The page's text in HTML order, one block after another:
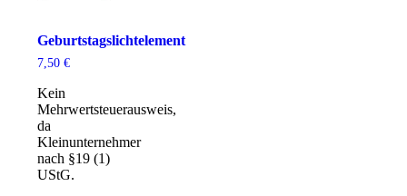
Geburtstagslichtelement
7,50€
Kein
Mehrwertsteuerausweis,
da
Kleinunternehmer
nach §19 (1)
UStG.